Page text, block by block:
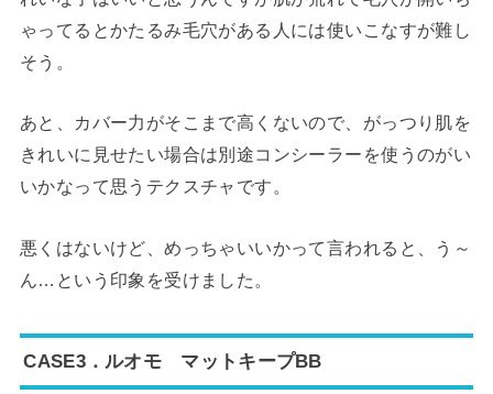
ゃってるとかたるみ毛穴がある人には使いこなすが難し
そう。
あと、カバー力がそこまで高くないので、がっつり肌を
きれいに見せたい場合は別途コンシーラーを使うのがい
いかなって思うテクスチャです。
悪くはないけど、めっちゃいいかって言われると、う～
ん…という印象を受けました。
CASE3．ルオモ マットキープBB